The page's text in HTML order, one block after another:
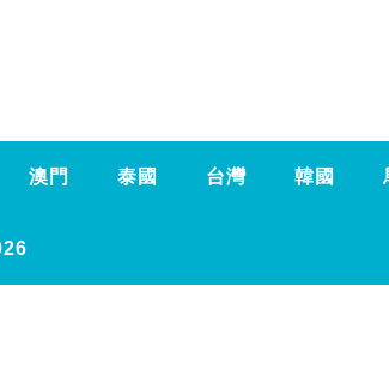
澳門 泰國 台灣 韓國